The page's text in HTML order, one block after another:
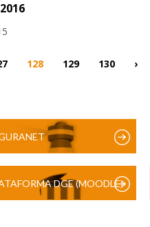
128 129 130 ›
DGE (MOODLE)